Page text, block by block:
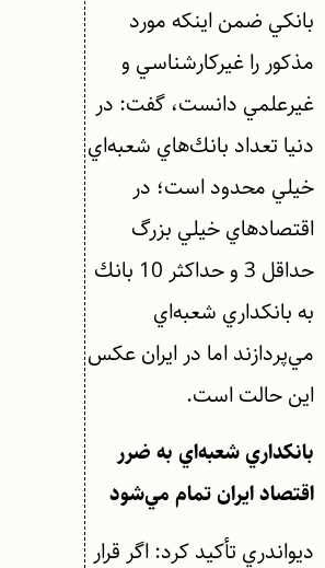
بانكي ضمن اينكه مورد
مذكور را غيركارشناسي و
غيرعلمي دانست، گفت:‌ در
دنيا تعداد بانك‌هاي شعبه‌اي
خيلي محدود است؛ در
اقتصادهاي خيلي بزرگ
حداقل 3 و حداكثر 10 بانك
به بانكداري شعبه‌اي
مي‌پردازند اما در ايران عكس
اين حالت است.
بانكداري شعبه‌‌اي به ضرر
اقتصاد ايران تمام مي‌شود
ديواندري تأكيد كرد: اگر قرار